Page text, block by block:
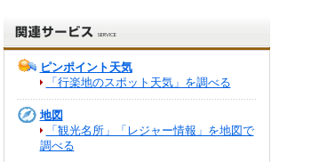
ピンポイント天気
「行楽地のスポット天気」を調べる
地図
「観光名所」「レジャー情報」を地図で
調べる